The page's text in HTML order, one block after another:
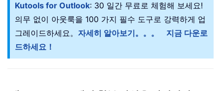
Kutools for Outlook: 30 일간 무료로 체험해 보세요!
의무 없이 아웃룩을 100 가지 필수 도구로 강력하게 업
그레이드하세요。 자세히 알아보기。。。
지금 다운로
드하세요！